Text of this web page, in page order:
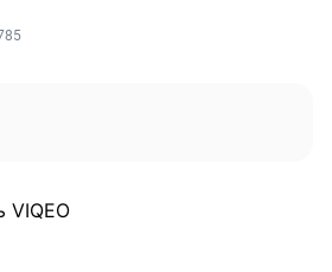
VIQEO